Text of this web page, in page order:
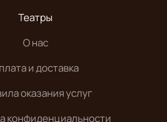
Театры
О нас
и доставка
оказания услуг
конфиденциальности